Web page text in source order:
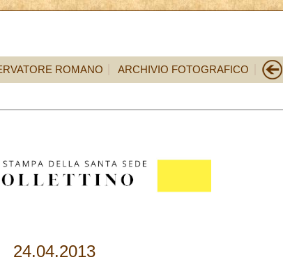
ROMANO ARCHIVIO FOTOGRAFICO
24.04.2013